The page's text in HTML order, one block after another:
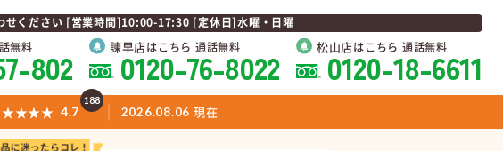
せください [営業時間]10:00-17:30 [定休日]水曜・日曜
無料802 諫早店はこちら 通話無料
0120-76-8022 松山店はこちら 通話無料
0120-18-6611
4.7
188
2026.08.06 現在